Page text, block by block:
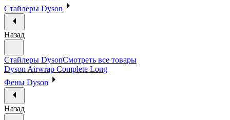
Стайлеры Dyson
Назад
Стайлеры DysonСмотреть все товары
Dyson Airwrap Complete Long
Фены Dyson
Назад